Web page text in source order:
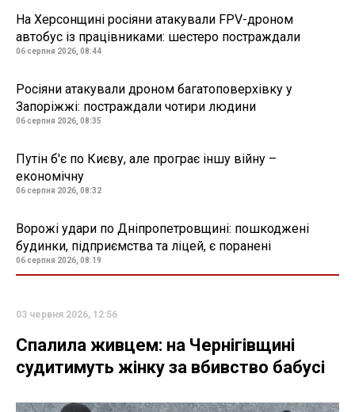
На Херсонщині росіяни атакували FPV-дроном
автобус із працівниками: шестеро постраждали
06 серпня 2026, 08:44
Росіяни атакували дроном багатоповерхівку у
Запоріжжі: постраждали чотири людини
06 серпня 2026, 08:35
Путін б'є по Києву, але програє іншу війну –
економічну
06 серпня 2026, 08:32
Ворожі удари по Дніпропетровщині: пошкоджені
будинки, підприємства та ліцей, є поранені
06 серпня 2026, 08:19
03 червня 2026, 12:56
Спалила живцем: на Чернігівщині
судитимуть жінку за вбивство бабусі